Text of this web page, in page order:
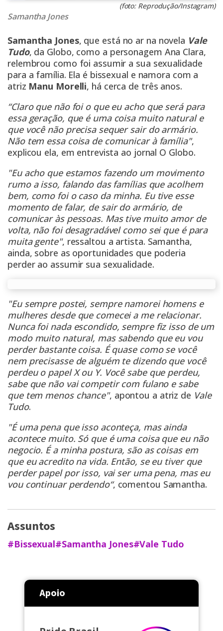
(foto: Reprodução/Instagram)
Samantha Jones
Samantha Jones, que está no ar na novela Vale
Tudo, da Globo, como a personagem Ana Clara,
relembrou como foi assumir a sua sexualidade
para a família. Ela é bissexual e namora com a
atriz Manu Morelli, há cerca de três anos.
“Claro que não foi o que eu acho que será para
essa geração, que é uma coisa muito natural e
que você não precisa sequer sair do armário.
Não tem essa coisa de comunicar à família",
explicou ela, em entrevista ao jornal O Globo.
"Eu acho que estamos fazendo um movimento
rumo a isso, falando das famílias que acolhem
bem, como foi o caso da minha. Eu tive esse
momento de falar, de sair do armário, de
comunicar às pessoas. Mas tive muito amor de
volta, não foi desagradável como sei que é para
muita gente", ressaltou a artista. Samantha,
ainda, sobre as oportunidades que poderia
perder ao assumir sua sexualidade.
"Eu sempre postei, sempre namorei homens e
mulheres desde que comecei a me relacionar.
Nunca foi nada escondido, sempre fiz isso de um
modo muito natural, mas sabendo que eu vou
perder bastante coisa. É quase como se você
nem precisasse de alguém te dizendo que você
perdeu o papel X ou Y. Você sabe que perdeu,
sabe que não vai competir com fulano e sabe
que tem menos chance", apontou a atriz de Vale
Tudo.
"É uma pena que isso aconteça, mas ainda
acontece muito. Só que é uma coisa que eu não
negocio. É a minha postura, são as coisas em
que eu acredito na vida. Então, se eu tiver que
perder papel por isso, vai ser uma pena, mas eu
vou continuar perdendo“, comentou Samantha.
Assuntos
#Bissexual#Samantha Jones#Vale Tudo
Apoio